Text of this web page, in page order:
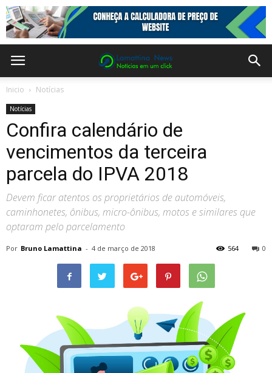
Inicio Notícias
Notícias
Confira calendário de
vencimentos da terceira
parcela do IPVA 2018
Devem ficar atentos os proprietários de automóveis,
caminhonetes, ônibus, micro-ônibus, motos e similares que
optaram pelo parcelamento
Por Bruno Lamattina - 4 de março de 2018 0
564